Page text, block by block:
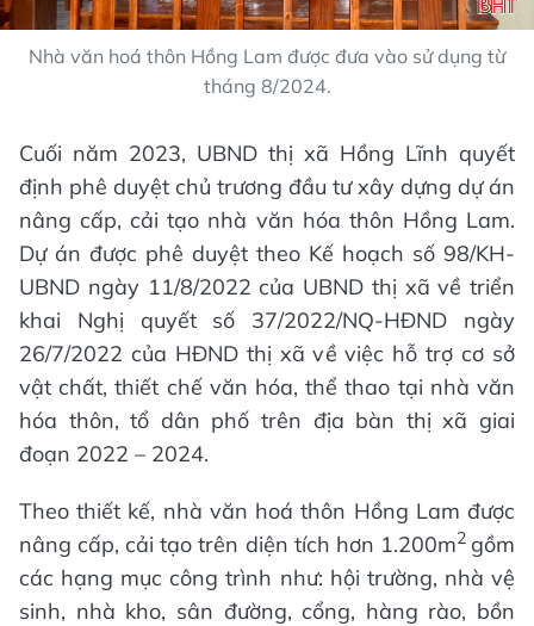
Nhà văn hoá thôn Hồng Lam được đưa vào sử dụng từ
tháng 8/2024.
Cuối năm 2023, UBND thị xã Hồng Lĩnh quyết
định phê duyệt chủ trương đầu tư xây dựng dự án
nâng cấp, cải tạo nhà văn hóa thôn Hồng Lam.
Dự án được phê duyệt theo Kế hoạch số 98/KH-
UBND ngày 11/8/2022 của UBND thị xã về triển
khai Nghị quyết số 37/2022/NQ-HĐND ngày
26/7/2022 của HĐND thị xã về việc hỗ trợ cơ sở
vật chất, thiết chế văn hóa, thể thao tại nhà văn
hóa thôn, tổ dân phố trên địa bàn thị xã giai
đoạn 2022 – 2024.
Theo thiết kế, nhà văn hoá thôn Hồng Lam được
nâng cấp, cải tạo trên diện tích hơn 1.200m2 gồm
các hạng mục công trình như: hội trường, nhà vệ
sinh, nhà kho, sân đường, cổng, hàng rào, bồn